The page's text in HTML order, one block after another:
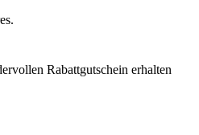
Rabattgutschein erhalten